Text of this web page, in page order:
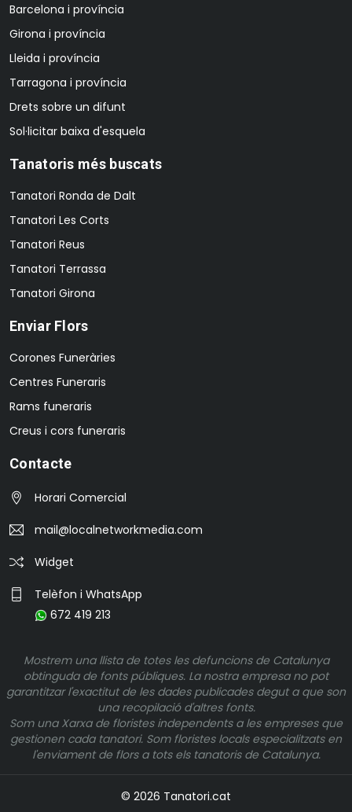
Barcelona i província
Girona i província
Lleida i província
Tarragona i província
Drets sobre un difunt
Sol·licitar baixa d'esquela
Tanatoris més buscats
Tanatori Ronda de Dalt
Tanatori Les Corts
Tanatori Reus
Tanatori Terrassa
Tanatori Girona
Enviar Flors
Corones Funeràries
Centres Funeraris
Rams funeraris
Creus i cors funeraris
Contacte
Horari Comercial
mail@localnetworkmedia.com
Widget
Telèfon i WhatsApp
672 419 213
Mostrem una llista de totes les defuncions de Catalunya
obtinguda de fonts públiques. La nostra empresa no pot
garantitzar l'exactitut de les dades publicades degut a que son
una recopilació d'altres fonts.
Som una Xarxa de floristes independents a les empreses que
gestionen cada tanatori. Som floristes locals especialitzats en
l'enviament de flors a tots els tanatoris de Catalunya.
© 2026 Tanatori.cat